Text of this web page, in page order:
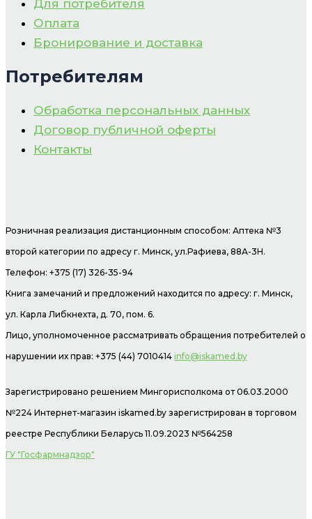
Для потребителя
Оплата
Бронирование и доставка
Потребителям
Обработка персональных данных
Договор публичной оферты
Контакты
Розничная реализация дистанционным способом: Аптека №3
второй категории по адресу г. Минск, ул.Рафиева, 88А-3Н.
Телефон: +375 (17) 326-35-94
Книга замечаний и предложений находится по адресу: г. Минск,
ул. Карла Либкнехта, д. 70, пом. 6.
Лицо, уполномоченное рассматривать обращения потребителей о
нарушении их прав: +375 (44) 7010414 info@iskamed.by
Зарегистрировано решением Мингорисполкома от 06.03.2000
№224 Интернет-магазин iskamed.by зарегистрирован в торговом
реестре Республики Беларусь 11.09.2023 №564258
ГУ "Госфармнадзор"